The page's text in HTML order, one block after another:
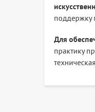
поддержку
Для
практику